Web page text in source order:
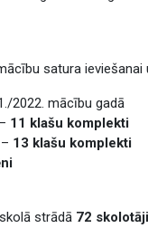
satura
2022. mācību gadā
– 11 klašu komplekti
– 13 klašu komplekti
strādā 72 skolotāji